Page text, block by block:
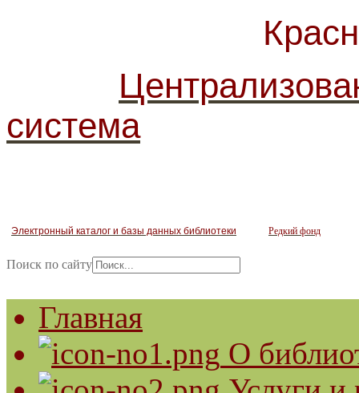
система
Электронный каталог и базы данных библиотеки Редкий фонд
Поиск по сайту
Главная
О